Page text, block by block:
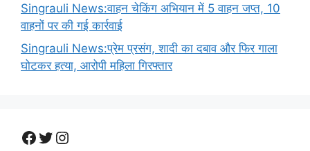
Singrauli News:वाहन चेकिंग अभियान में 5 वाहन जप्त, 10
वाहनों पर की गई कार्रवाई
Singrauli News:प्रेम प्रसंग, शादी का दबाव और फिर गाला
घोटकर हत्या, आरोपी महिला गिरफ्तार
Facebook
Twitter
Instagram